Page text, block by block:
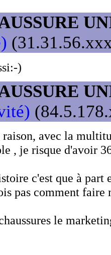
)
raison, avec la
, je risque d'avoir
c'est que à part
pas comment faire
le